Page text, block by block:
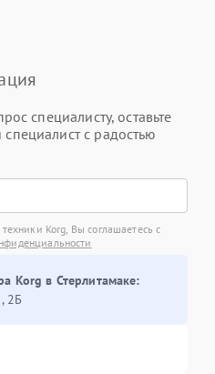
специалисту, оставьте
с радостью
Korg, Вы соглашаетесь с
Korg в Стерлитамаке:
2Б